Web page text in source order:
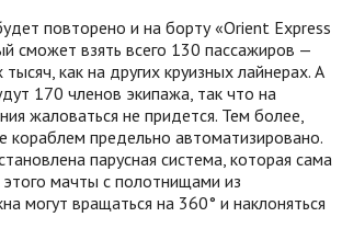
повторено и на борту «Orient Express
сможет взять всего 130 пассажиров —
как на других круизных лайнерах. А
170 членов экипажа, так что на
жаловаться не придется. Тем более,
кораблем предельно автоматизировано.
парусная система, которая сама
мачты с полотнищами из
могут вращаться на 360° и наклоняться